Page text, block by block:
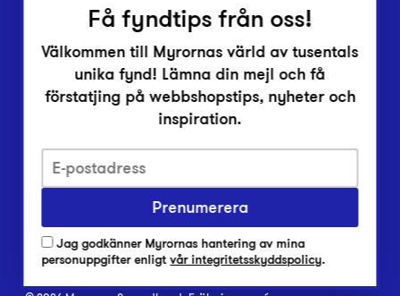
Integritetsskyddspolicy
Har du frågor om onlineköp, leverans eller retur?
Har du frågor om vår verksamhet?
Vanliga frågor om Myrorna
Få fyndtips från oss!
Välkommen till Myrornas värld av tusentals
unika fynd! Lämna din mejl och få
förstatjing på webbshopstips, nyheter och
inspiration.
Prenumerera
Jag godkänner Myrornas hantering av mina
personuppgifter enligtvår integritetsskyddspolicy.